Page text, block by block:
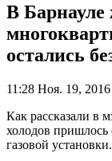
В Барнауле
остались
11:28 Ноя. 19, 2016
Как рассказали в
холодов пришлось
газовой установки.